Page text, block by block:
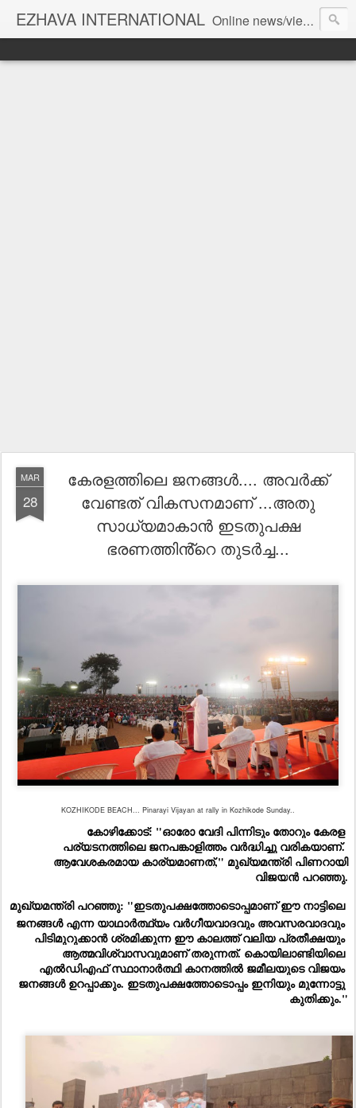
EZHAVA INTERNATIONAL Online news/views JOURNAL... Connecting the community worldwide Editorial Director: Prem Chandran
MAR
28
കേരളത്തിലെ ജനങ്ങൾ.... അവർക്ക്
വേണ്ടത് വികസനമാണ് ...അതു
സാധ്യമാകാൻ ഇടതുപക്ഷ
ഭരണത്തിൻ്റെ തുടർച്ച...
KOZHIKODE BEACH... Pinarayi Vijayan at rally in Kozhikode Sunday..
കോഴിക്കോട്: "ഓരോ വേദി പിന്നിടും തോറും കേരള
പര്യടനത്തിലെ ജനപങ്കാളിത്തം വർദ്ധിച്ചു വരികയാണ്.
ആവേശകരമായ കാര്യമാണത്," മുഖ്യമന്ത്രി പിണറായി
വിജയൻ പറഞ്ഞു.
മുഖ്യമന്ത്രി പറഞ്ഞു: "ഇടതുപക്ഷത്തോടൊപ്പമാണ് ഈ നാട്ടിലെ
ജനങ്ങൾ എന്ന യാഥാർത്ഥ്യം വർഗീയവാദവും അവസരവാദവും
പിടിമുറുക്കാൻ ശ്രമിക്കുന്ന ഈ കാലത്ത് വലിയ പ്രതീക്ഷയും
ആത്മവിശ്വാസവുമാണ് തരുന്നത്. കൊയിലാണ്ടിയിലെ
എൽഡിഎഫ് സ്ഥാനാർത്ഥി കാനത്തിൽ ജമീലയുടെ വിജയം
ജനങ്ങൾ ഉറപ്പാക്കും. ഇടതുപക്ഷത്തോടൊപ്പം ഇനിയും മുന്നോട്ടു
കുതിക്കും."